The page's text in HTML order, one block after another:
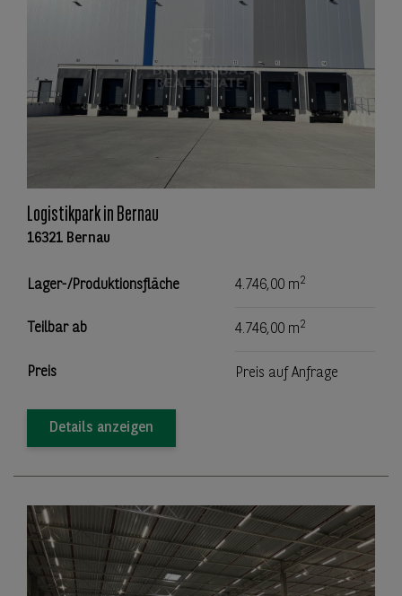
Logistikpark in Bernau
16321 Bernau
Lager-/Produktionsfläche 4.746,00 m2
Teilbar ab 4.746,00 m2
Preis Preis auf Anfrage
Details anzeigen